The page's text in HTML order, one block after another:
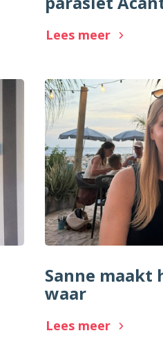
Lees meer
Sanne maakt
waar
Lees meer